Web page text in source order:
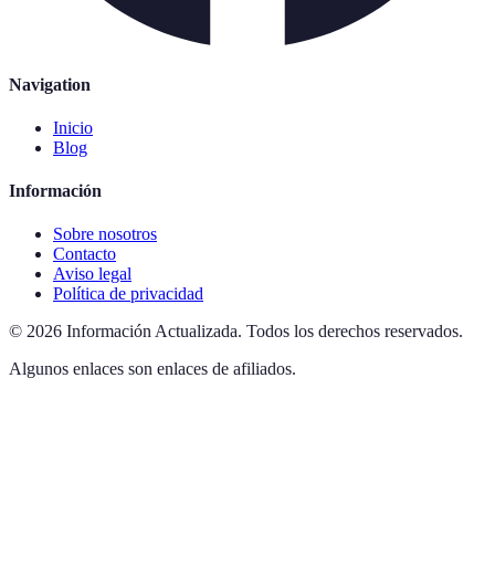
Navigation
Inicio
Blog
Información
Sobre nosotros
Contacto
Aviso legal
Política de privacidad
© 2026 Información Actualizada. Todos los derechos reservados.
Algunos enlaces son enlaces de afiliados.